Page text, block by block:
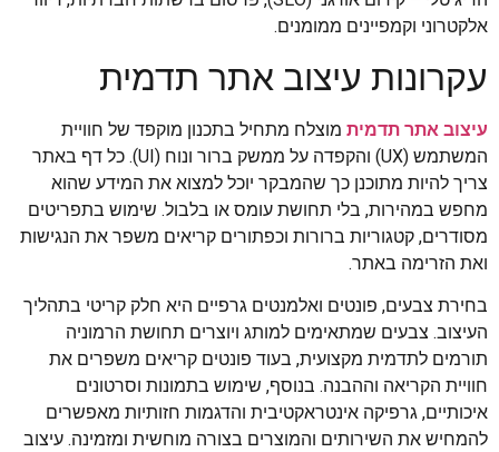
אלקטרוני וקמפיינים ממומנים.
עקרונות עיצוב אתר תדמית
עיצוב אתר תדמית מוצלח מתחיל בתכנון מוקפד של חוויית
המשתמש (UX) והקפדה על ממשק ברור ונוח (UI). כל דף באתר
צריך להיות מתוכנן כך שהמבקר יוכל למצוא את המידע שהוא
מחפש במהירות, בלי תחושת עומס או בלבול. שימוש בתפריטים
מסודרים, קטגוריות ברורות וכפתורים קריאים משפר את הנגישות
ואת הזרימה באתר.
בחירת צבעים, פונטים ואלמנטים גרפיים היא חלק קריטי בתהליך
העיצוב. צבעים שמתאימים למותג ויוצרים תחושת הרמוניה
תורמים לתדמית מקצועית, בעוד פונטים קריאים משפרים את
חוויית הקריאה וההבנה. בנוסף, שימוש בתמונות וסרטונים
איכותיים, גרפיקה אינטראקטיבית והדגמות חזותיות מאפשרים
להמחיש את השירותים והמוצרים בצורה מוחשית ומזמינה. עיצוב